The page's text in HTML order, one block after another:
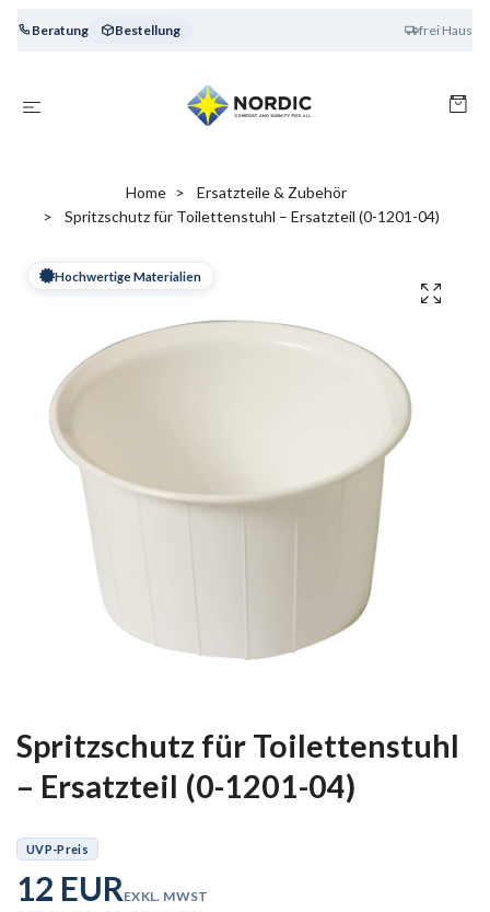
Beratung frei Haus
Bestellung
Home
Ersatzteile & Zubehör
Spritzschutz für Toilettenstuhl – Ersatzteil (0-1201-04)
Hochwertige Materialien
Spritzschutz für Toilettenstuhl
– Ersatzteil (0-1201-04)
UVP-Preis
12 EUREXKL. MWST